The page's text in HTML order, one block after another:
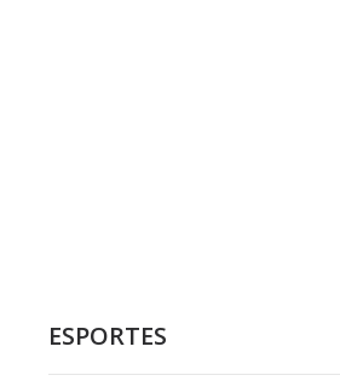
ESPORTES